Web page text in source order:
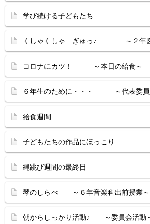
学び続ける子どもたち
くしゃくしゃ ぎゅっ♪ ～２年図
コロナにカツ！ ～本日の給食～
６年生のために・・・ ～代表委員
給食週間
子どもたちの作品にほっこり
縄跳び週間の最終日
琴のしらべ ～６年音楽科出前授業～
朝からしっかり活動♪ ～委員会活動